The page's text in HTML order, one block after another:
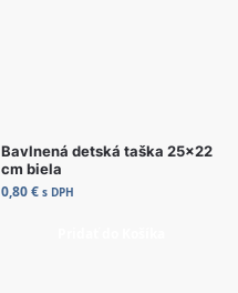
Bavlnená detská taška 25×22
cm biela
0,80€ s DPH